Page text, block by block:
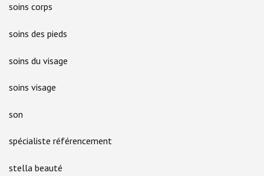
soins corps
soins des pieds
soins du visage
soins visage
son
spécialiste référencement
stella beauté